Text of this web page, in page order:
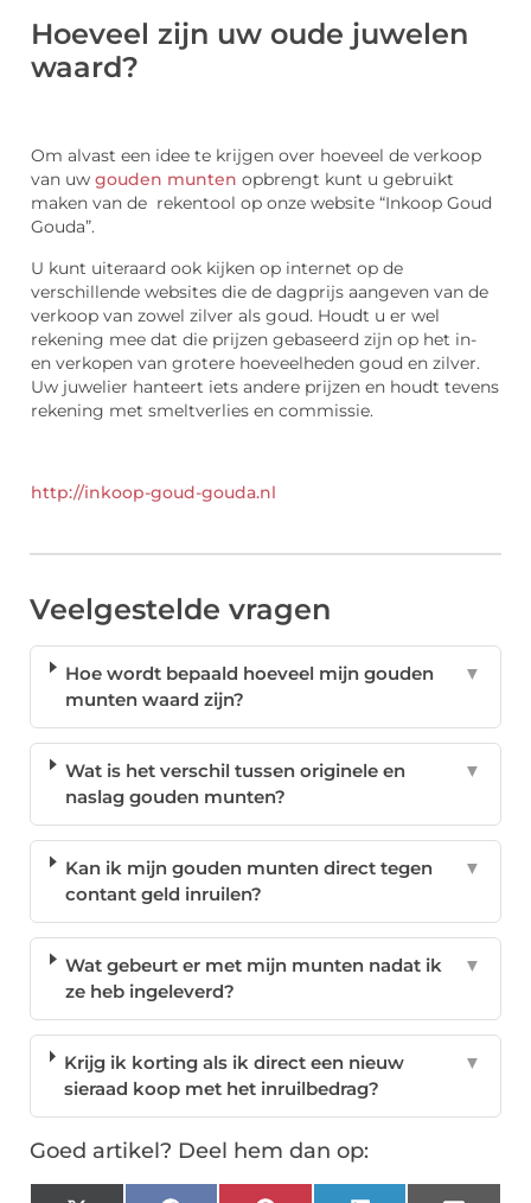
Hoeveel zijn uw oude juwelen
waard?
Om alvast een idee te krijgen over hoeveel de verkoop
van uw gouden munten opbrengt kunt u gebruikt
maken van de rekentool op onze website “Inkoop Goud
Gouda”.
U kunt uiteraard ook kijken op internet op de
verschillende websites die de dagprijs aangeven van de
verkoop van zowel zilver als goud. Houdt u er wel
rekening mee dat die prijzen gebaseerd zijn op het in-
en verkopen van grotere hoeveelheden goud en zilver.
Uw juwelier hanteert iets andere prijzen en houdt tevens
rekening met smeltverlies en commissie.
http://inkoop-goud-gouda.nl
Veelgestelde vragen
Hoe wordt bepaald hoeveel mijn gouden
munten waard zijn?
▼
Wat is het verschil tussen originele en
naslag gouden munten?
▼
Kan ik mijn gouden munten direct tegen
contant geld inruilen?
▼
Wat gebeurt er met mijn munten nadat ik
ze heb ingeleverd?
▼
Krijg ik korting als ik direct een nieuw
sieraad koop met het inruilbedrag?
▼
Goed artikel? Deel hem dan op: